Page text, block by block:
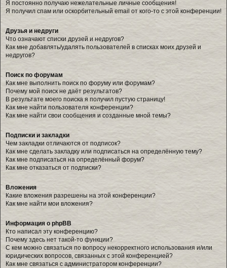
Я постоянно получаю нежелательные личные сообщения!
Я получил спам или оскорбительный email от кого-то с этой конференции!
Друзья и недруги
Что означают списки друзей и недругов?
Как мне добавлять/удалять пользователей в списках моих друзей и
недругов?
Поиск по форумам
Как мне выполнить поиск по форуму или форумам?
Почему мой поиск не даёт результатов?
В результате моего поиска я получил пустую страницу!
Как мне найти пользователя конференции?
Как мне найти свои сообщения и созданные мной темы?
Подписки и закладки
Чем закладки отличаются от подписок?
Как мне сделать закладку или подписаться на определённую тему?
Как мне подписаться на определённый форум?
Как мне отказаться от подписки?
Вложения
Какие вложения разрешены на этой конференции?
Как мне найти мои вложения?
Информация о phpBB
Кто написал эту конференцию?
Почему здесь нет такой-то функции?
С кем можно связаться по вопросу некорректного использования и/или
юридических вопросов, связанных с этой конференцией?
Как мне связаться с администратором конференции?